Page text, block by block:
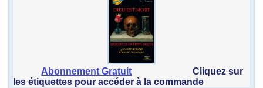
Abonnement Gratuit
Cliquez sur
les étiquettes pour accéder à la commande